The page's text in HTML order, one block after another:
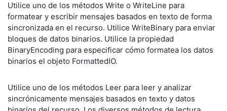
Utilice uno de los métodos Write o WriteLine para
formatear y escribir mensajes basados en texto de forma
sincronizada en el recurso. Utilice WriteBinary para enviar
bloques de datos binarios. Utilice la propiedad
BinaryEncoding para especificar cómo formatea los datos
binarios el objeto FormattedIO.
Utilice uno de los métodos Leer para leer y analizar
sincrónicamente mensajes basados en texto y datos